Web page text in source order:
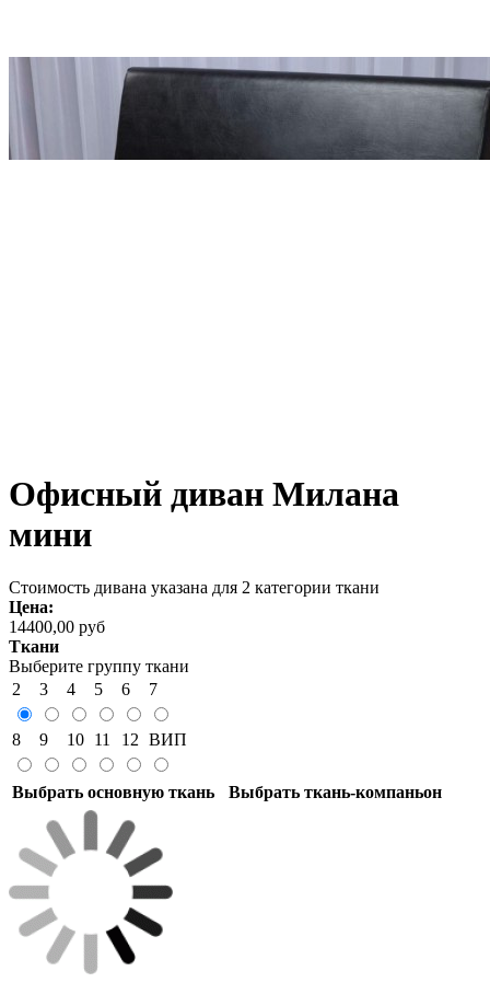
Офисный диван Милана
мини
Стоимость дивана указана для 2 категории ткани
Цена:
14400,00 руб
Ткани
Выберите группу ткани
2
3 4 5 6 7
8 9 10 11 12 ВИП
Выбрать основную ткань Выбрать ткань-компаньон